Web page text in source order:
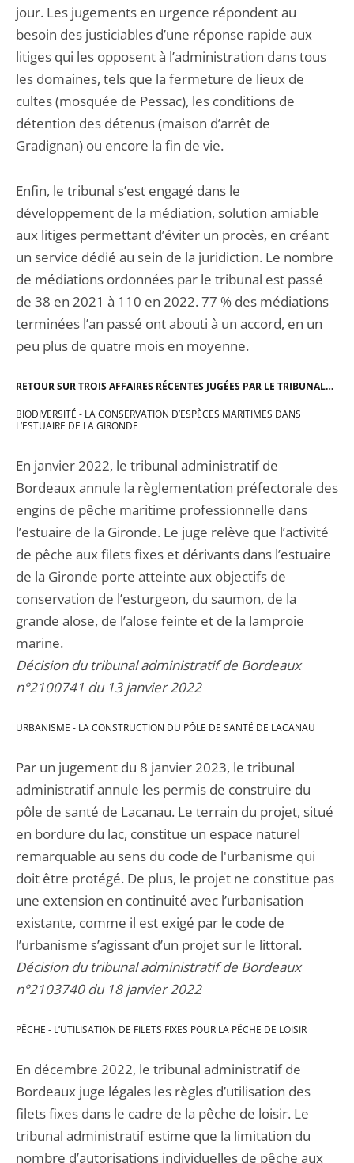
jour. Les jugements en urgence répondent au
besoin des justiciables d’une réponse rapide aux
litiges qui les opposent à l’administration dans tous
les domaines, tels que la fermeture de lieux de
cultes (mosquée de Pessac), les conditions de
détention des détenus (maison d’arrêt de
Gradignan) ou encore la fin de vie.
Enfin, le tribunal s’est engagé dans le
développement de la médiation, solution amiable
aux litiges permettant d’éviter un procès, en créant
un service dédié au sein de la juridiction. Le nombre
de médiations ordonnées par le tribunal est passé
de 38 en 2021 à 110 en 2022. 77 % des médiations
terminées l’an passé ont abouti à un accord, en un
peu plus de quatre mois en moyenne.
RETOUR SUR TROIS AFFAIRES RÉCENTES JUGÉES PAR LE TRIBUNAL…
BIODIVERSITÉ - LA CONSERVATION D’ESPÈCES MARITIMES DANS
L’ESTUAIRE DE LA GIRONDE
En janvier 2022, le tribunal administratif de
Bordeaux annule la règlementation préfectorale des
engins de pêche maritime professionnelle dans
l’estuaire de la Gironde. Le juge relève que l’activité
de pêche aux filets fixes et dérivants dans l’estuaire
de la Gironde porte atteinte aux objectifs de
conservation de l’esturgeon, du saumon, de la
grande alose, de l’alose feinte et de la lamproie
marine.
Décision du tribunal administratif de Bordeaux
n°2100741 du 13 janvier 2022
URBANISME - LA CONSTRUCTION DU PÔLE DE SANTÉ DE LACANAU
Par un jugement du 8 janvier 2023, le tribunal
administratif annule les permis de construire du
pôle de santé de Lacanau. Le terrain du projet, situé
en bordure du lac, constitue un espace naturel
remarquable au sens du code de l'urbanisme qui
doit être protégé. De plus, le projet ne constitue pas
une extension en continuité avec l’urbanisation
existante, comme il est exigé par le code de
l’urbanisme s’agissant d’un projet sur le littoral.
Décision du tribunal administratif de Bordeaux
n°2103740 du 18 janvier 2022
PÊCHE - L’UTILISATION DE FILETS FIXES POUR LA PÊCHE DE LOISIR
En décembre 2022, le tribunal administratif de
Bordeaux juge légales les règles d’utilisation des
filets fixes dans le cadre de la pêche de loisir. Le
tribunal administratif estime que la limitation du
nombre d’autorisations individuelles de pêche aux